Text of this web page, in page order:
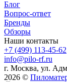
Блог
Вопрос-ответ
Бренды
Обзоры
Наши контакты
+7 (499) 113-45-62
info@pilo-rf.ru
г. Москва, ул.
2026 ©